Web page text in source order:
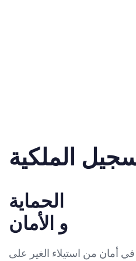
الملكية
الحماية
و الأمان
أمان من استيلاء الغير على